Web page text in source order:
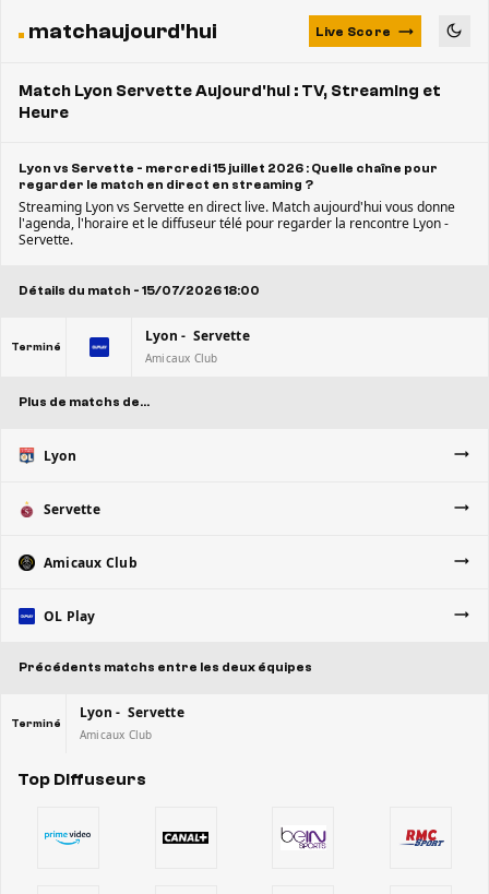
matchaujourd'hui Live Score
Match Lyon Servette Aujourd'hui : TV, Streaming et
Heure
Lyon vs Servette - mercredi 15 juillet 2026 : Quelle chaîne pour
regarder le match en direct en streaming ?
Streaming Lyon vs Servette en direct live. Match aujourd'hui vous donne
l'agenda, l'horaire et le diffuseur télé pour regarder la rencontre Lyon -
Servette.
Détails du match - 15/07/2026 18:00
Terminé
Lyon - Servette
Amicaux Club
Plus de matchs de...
Lyon
Servette
Amicaux Club
OL Play
Précédents matchs entre les deux équipes
Terminé
Lyon - Servette
Amicaux Club
Top Diffuseurs